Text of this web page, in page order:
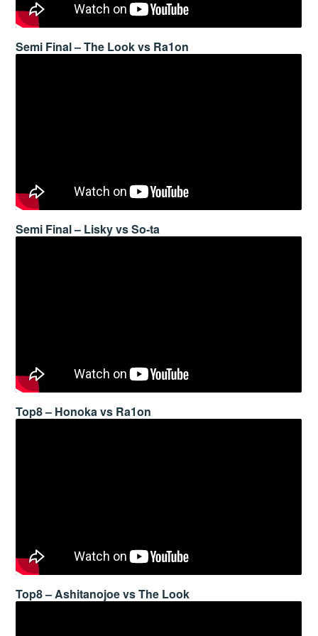
Semi Final – The Look vs Ra1on
Semi Final – Lisky vs So-ta
Top8 – Honoka vs Ra1on
Top8 – Ashitanojoe vs The Look